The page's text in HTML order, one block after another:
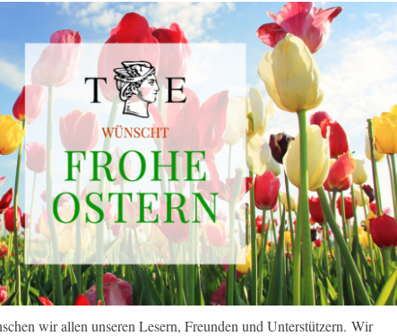
wir allen unseren Lesern, Freunden und Unterstützern. Wir